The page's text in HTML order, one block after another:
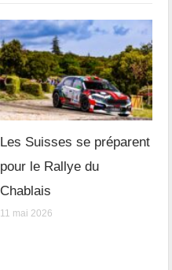
Les Suisses se préparent
pour le Rallye du
Chablais
11 mai 2026